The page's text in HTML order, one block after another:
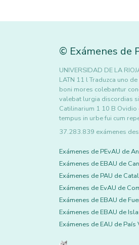
© Exámenes de
UNIVERSIDAD DE LA
LATN 11 l Traduzca uno
boni mores colebantur
valebat lurgia discordias
Catilinarium 1 10 B
tempus in urbe fui cum
37.283.839 exámenes
Exámenes de PEvAU de
Exámenes de EBAU de
Exámenes de PAU de
Exámenes de EvAU de
Exámenes de EBAU de
Exámenes de EBAU de
Exámenes de EAU de País